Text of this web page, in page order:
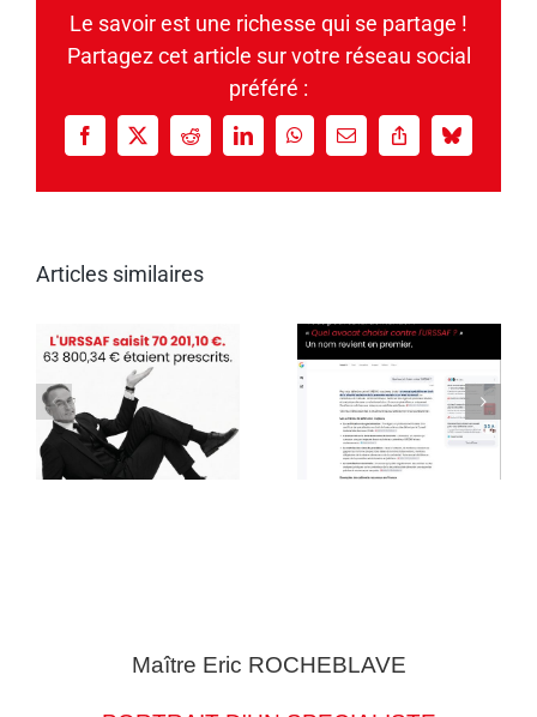
Le savoir est une richesse qui se partage !
Partagez cet article sur votre réseau social
préféré :
Facebook
X RedditLinkedInWhatsApp
Email
Copy
Link
Bluesky
Articles similaires
Maître Eric ROCHEBLAVE